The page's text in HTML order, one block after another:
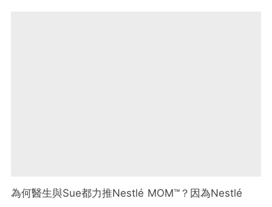
為何醫生與Sue都力推Nestlé MOM™？因為Nestlé